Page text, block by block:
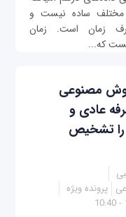
مختلف ساده نیست و
زمان است. زمان
که...
مصنوعی
عادی و
تشخیص
پرونده ویژه